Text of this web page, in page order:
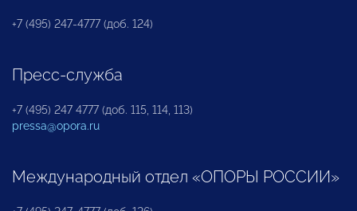
+7 (495) 247-4777 (доб. 124)
Пресс-служба
+7 (495) 247 4777 (доб. 115, 114, 113)
pressa@opora.ru
Международный отдел «ОПОРЫ РОССИИ»